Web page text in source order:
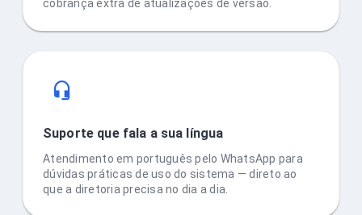
cobrança extra de atualizações de versão.
Suporte que fala a sua língua
Atendimento em português pelo WhatsApp para
dúvidas práticas de uso do sistema — direto ao
que a diretoria precisa no dia a dia.